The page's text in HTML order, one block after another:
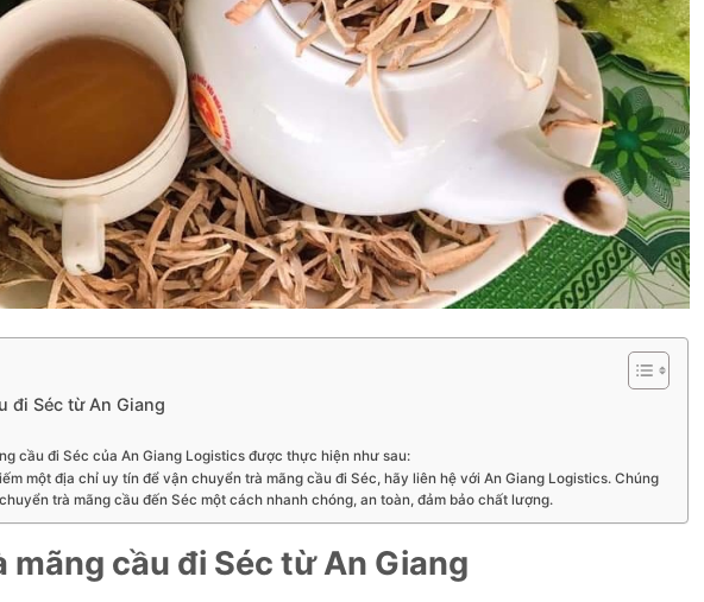
đi Séc từ An Giang
cầu đi Séc của An Giang Logistics được thực hiện như sau:
một địa chỉ uy tín để vận chuyển trà mãng cầu đi Séc, hãy liên hệ với An Giang Logistics. Chúng
trà mãng cầu đến Séc một cách nhanh chóng, an toàn, đảm bảo chất lượng.
mãng cầu đi Séc từ An Giang